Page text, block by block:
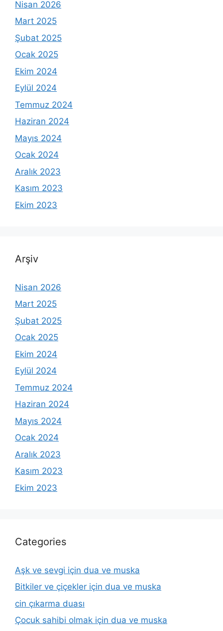
Nisan 2026
Mart 2025
Şubat 2025
Ocak 2025
Ekim 2024
Eylül 2024
Temmuz 2024
Haziran 2024
Mayıs 2024
Ocak 2024
Aralık 2023
Kasım 2023
Ekim 2023
Arşiv
Nisan 2026
Mart 2025
Şubat 2025
Ocak 2025
Ekim 2024
Eylül 2024
Temmuz 2024
Haziran 2024
Mayıs 2024
Ocak 2024
Aralık 2023
Kasım 2023
Ekim 2023
Categories
Aşk ve sevgi için dua ve muska
Bitkiler ve çiçekler için dua ve muska
cin çıkarma duası
Çocuk sahibi olmak için dua ve muska